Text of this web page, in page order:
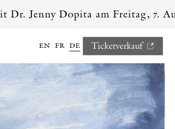
Dopita am Freitag, 7. August,
en fr de Ticketverkauf